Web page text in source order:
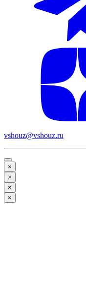
vshouz@vshouz.ru
×
×
×
×